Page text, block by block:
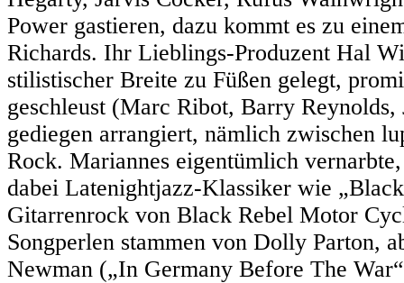
Power gastieren, dazu kommt es zu
Richards. Ihr Lieblings-Produzent Hal
stilistischer Breite zu Füßen gelegt,
geschleust (Marc Ribot, Barry
gediegen arrangiert, nämlich zwischen
Rock. Mariannes eigentümlich
dabei Latenightjazz-Klassiker wie
Gitarrenrock von Black Rebel Motor
Songperlen stammen von Dolly Parton,
Newman („In Germany Before The